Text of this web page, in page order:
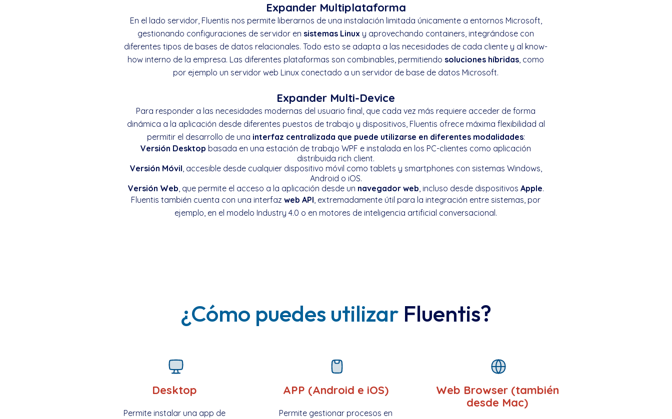
Expander Multiplataforma
En el lado servidor, Fluentis nos permite liberarnos de una instalación limitada únicamente a entornos Microsoft,
gestionando configuraciones de servidor en sistemas Linux y aprovechando containers, integrándose con
diferentes tipos de bases de datos relacionales. Todo esto se adapta a las necesidades de cada cliente y al know-
how interno de la empresa. Las diferentes plataformas son combinables, permitiendo soluciones híbridas, como
por ejemplo un servidor web Linux conectado a un servidor de base de datos Microsoft.
Expander Multi-Device
Para responder a las necesidades modernas del usuario final, que cada vez más requiere acceder de forma
dinámica a la aplicación desde diferentes puestos de trabajo y dispositivos, Fluentis ofrece máxima flexibilidad al
permitir el desarrollo de una interfaz centralizada que puede utilizarse en diferentes modalidades:
Versión Desktop basada en una estación de trabajo WPF e instalada en los PC-clientes como aplicación
distribuida rich client.
Versión Móvil, accesible desde cualquier dispositivo móvil como tablets y smartphones con sistemas Windows,
Android o iOS.
Versión Web, que permite el acceso a la aplicación desde un navegador web, incluso desde dispositivos Apple.
Fluentis también cuenta con una interfazweb API, extremadamente útil para la integración entre sistemas, por
ejemplo, en el modelo Industry 4.0 o en motores de inteligencia artificial conversacional.
¿Cómo puedes utilizar Fluentis?
Desktop
Permite instalar una app de
APP (Android e iOS)
Permite gestionar procesos en
Web Browser (también
desde Mac)